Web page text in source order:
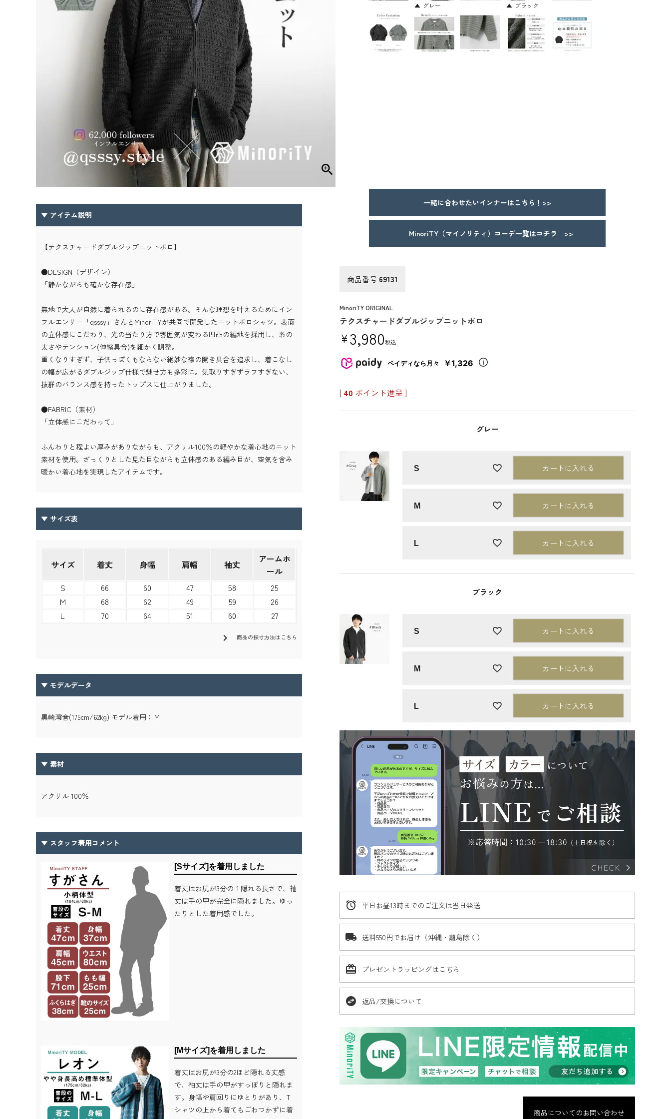
グレー ブラック
▼ アイテム説明
【テクスチャードダブルジップニットポロ】
●DESIGN（デザイン）
「静かながらも確かな存在感」
無地で大人が自然に着られるのに存在感がある。そんな理想を叶えるためにイン
フルエンサー「qsssy」さんとMinoriTYが共同で開発したニットポロシャツ。表面
の立体感にこだわり、光の当たり方で雰囲気が変わる凹凸の編地を採用し、糸の
太さやテンション(伸縮具合)を細かく調整。
重くなりすぎず、子供っぽくもならない絶妙な襟の開き具合を追求し、着こなし
の幅が広がるダブルジップ仕様で魅せ方も多彩に。気取りすぎずラフすぎない、
抜群のバランス感を持ったトップスに仕上がりました。
●FABRIC（素材）
「立体感にこだわって」
ふんわりと程よい厚みがありながらも、アクリル100％の軽やかな着心地のニット
素材を使用。ざっくりとした見た目ながらも立体感のある編み目が、空気を含み
暖かい着心地を実現したアイテムです。
▼ サイズ表
サイズ 着丈 身幅 肩幅 袖丈
アームホ
ール
S
66 60 47 58
25
M
68 62 49 59
26
L
70 64 51 60
27
chevron_right
商品の採寸方法はこちら
▼ モデルデータ
黒崎澪音(175cm/62kg) モデル着用：Ｍ
▼ 素材
アクリル 100％
▼ スタッフ着用コメント
[Sサイズ]を着用しました
着丈はお尻が3分の１隠れる長さで、袖
丈は手の甲が完全に隠れました。ゆっ
たりとした着用感でした。
[Mサイズ]を着用しました
着丈はお尻が3分の2ほど隠れる丈感
で、袖丈は手の甲がすっぽりと隠れま
す。身幅や肩回りにゆとりがあり、T
シャツの上から着てもごわつかずに着
一緒に合わせたいインナーはこちら！>>
MinoriTY（マイノリティ）コーデ一覧はコチラ >>
商品番号 69131
MinoriTY ORIGINAL
テクスチャードダブルジップニットポロ
¥3,980税込
ペイディなら月々 ￥1,326
[ 40 ポイント進呈 ]
グレー
S カートに入れる
M カートに入れる
L カートに入れる
ブラック
S カートに入れる
M カートに入れる
L カートに入れる
alarm 平日お昼13時までのご注文は当日発送
local_shipping 送料550円でお届け（沖縄・離島除く）
card_giftcard プレゼントラッピングはこちら
swap_horizontal_circle 返品/交換について
商品についてのお問い合わせ